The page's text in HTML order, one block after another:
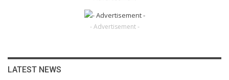
- Advertisement -
LATEST NEWS